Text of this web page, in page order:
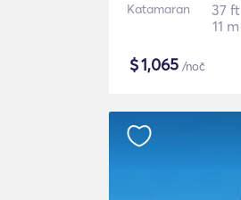
Katamaran
37 ft
11 m
$1,065 /noč